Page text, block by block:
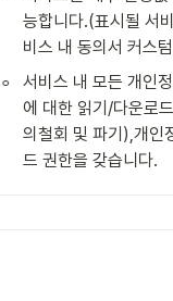
능합니다.(표시될 서
비스 내 동의서 커스
◦
서비스 내 모든 개인
에 대한 읽기/다운로
의철회 및 파기),개인
드 권한을 갖습니다.